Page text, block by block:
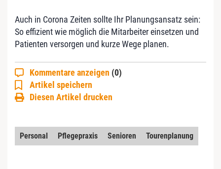
Auch in Corona Zeiten sollte Ihr Planungsansatz sein:
So effizient wie möglich die Mitarbeiter einsetzen und
Patienten versorgen und kurze Wege planen.
Kommentare anzeigen (0)
Artikel speichern
Diesen Artikel drucken
Personal Pflegepraxis Senioren Tourenplanung